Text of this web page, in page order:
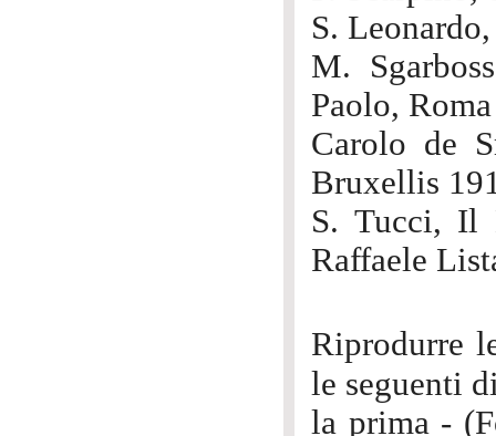
S.
M.
Paolo,
Carolo de
Bruxellis
S. Tucci, Il
Raffaele
Riprodurre
le seguenti
la prima -